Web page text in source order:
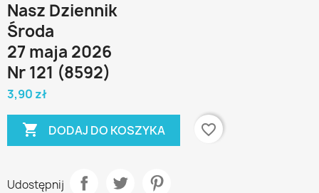
Nasz Dziennik
Środa
27 maja 2026
Nr 121 (8592)
3,90 zł
 DODAJ DO KOSZYKA favorite_border
Udostępnij